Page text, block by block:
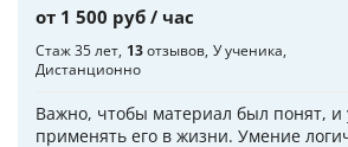
от 1 500 руб / час
Стаж 35 лет 13отзывов У ученика
Дистанционно
Важно, чтобы материал был понят, и
применять его в жизни. Умение